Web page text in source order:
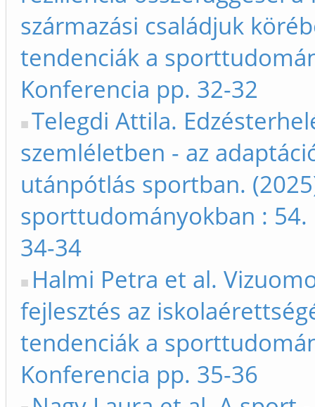
származási családjuk
tendenciák a
Konferencia pp. 32-32
Telegdi Attila.
szemléletben - az
utánpótlás sportban.
sporttudományokban :
34-34
Halmi Petra et al.
fejlesztés az
tendenciák a
Konferencia pp. 35-36